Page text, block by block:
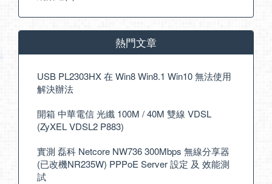
熱門文章
USB PL2303HX 在 Win8 Win8.1 Win10 無法使用
解決辦法
開箱 中華電信 光纖 100M / 40M 雙線 VDSL
(ZyXEL VDSL2 P883)
實測 磊科 Netcore NW736 300Mbps 無線分享器
(已改機NR235W) PPPoE Server 設定 及 效能測
試